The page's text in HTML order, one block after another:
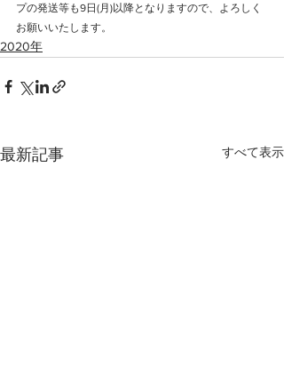
プの発送等も9日(月)以降となりますので、よろしく
お願いいたします。
2020年
最新記事 すべて表示